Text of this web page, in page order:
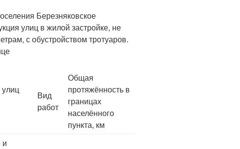
Березняковское
улиц в жилой застройке, не
с обустройством тротуаров.
улиц
Вид
работ
Общая
протяжённость в
границах
населённого
пункта, км